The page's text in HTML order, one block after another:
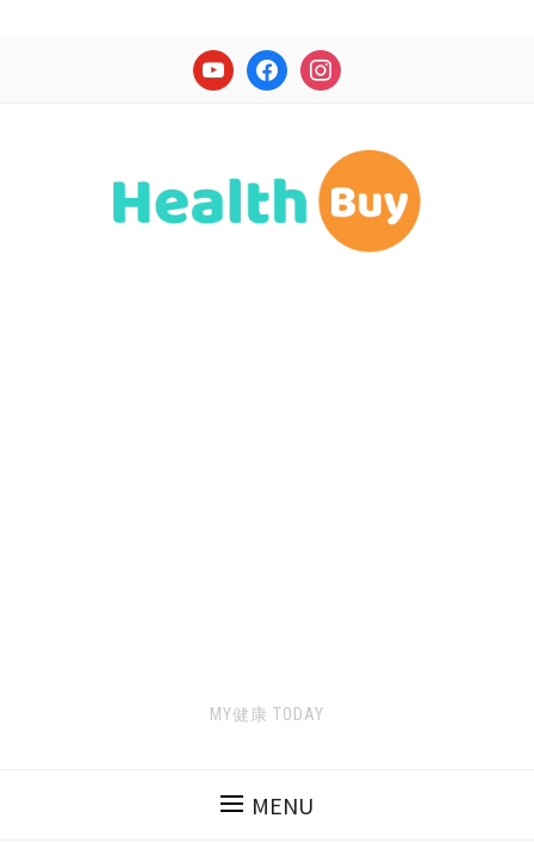
youtube facebookinstagram
MY健康 TODAY
MENU